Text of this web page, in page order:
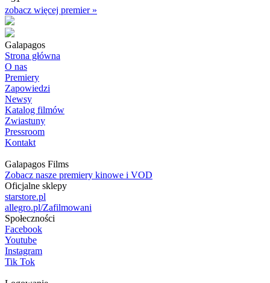
zobacz więcej premier »
Galapagos
Strona główna
O nas
Premiery
Zapowiedzi
Newsy
Katalog filmów
Zwiastuny
Pressroom
Kontakt
Galapagos Films
Zobacz nasze premiery kinowe i VOD
Oficjalne sklepy
starstore.pl
allegro.pl/Zafilmowani
Społeczności
Facebook
Youtube
Instagram
Tik Tok